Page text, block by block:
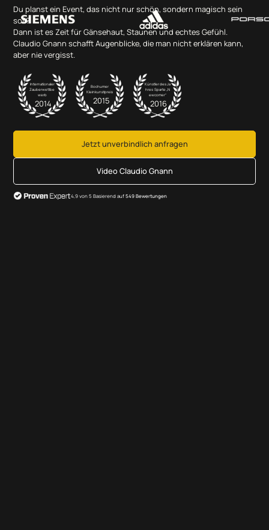
Du planst ein Event, das nicht nur schön, sondern magisch sein
soll?
Dann ist es Zeit für Gänsehaut, Staunen und echtes Gefühl.
Claudio Gnann schafft Augenblicke, die man nicht erklären kann,
aber nie vergisst.
Internationaler
Zauberwettbe
werb
2014
Bochumer
Kleinkunstpreis
2015
Künstler des Ja
hres Sparte „N
ewcomer“
2016
Jetzt unverbindlich anfragen
Video Claudio Gnann
4,9 von 5 Basierend auf549 Bewertungen